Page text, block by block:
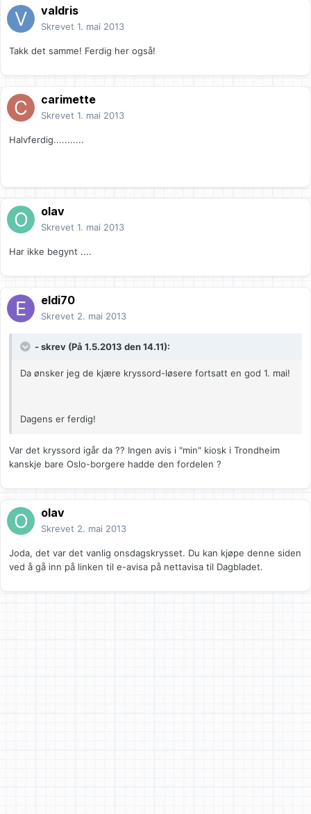
valdris
Skrevet 1. mai 2013
Takk det samme! Ferdig her også!
carimette
Skrevet 1. mai 2013
Halvferdig...........
olav
Skrevet 1. mai 2013
Har ikke begynt ....
eldi70
Skrevet 2. mai 2013
- skrev (På 1.5.2013 den 14.11):
Da ønsker jeg de kjære kryssord-løsere fortsatt en god 1. mai!
Dagens er ferdig!
Var det kryssord igår da ?? Ingen avis i "min" kiosk i Trondheim
kanskje bare Oslo-borgere hadde den fordelen ?
olav
Skrevet 2. mai 2013
Joda, det var det vanlig onsdagskrysset. Du kan kjøpe denne siden
ved å gå inn på linken til e-avisa på nettavisa til Dagbladet.